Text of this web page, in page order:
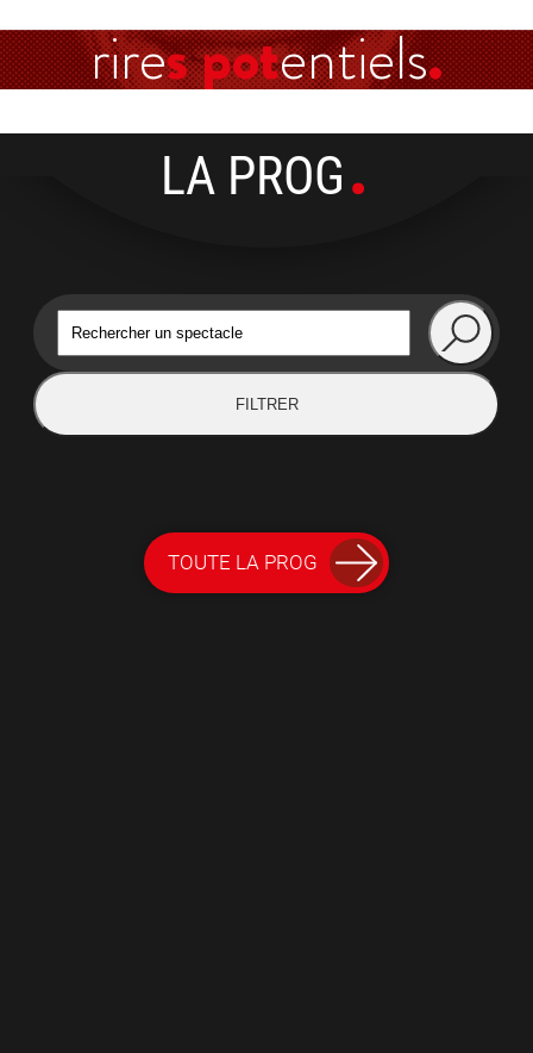
rires potentiels
LA PROG
FILTRER
TOUTE LA PROG